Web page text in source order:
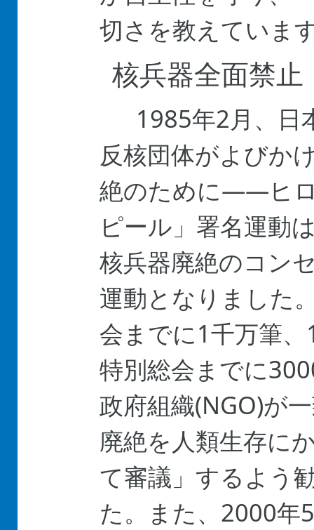
切さを教えていま
核兵器全面禁
1985年2月、日
反核団体がよびか
絶のために――ヒ
ピール」署名運動
核兵器廃絶のコン
運動となりました
会までに1千万筆
特別総会までに
政府組織(NGO)が
廃絶を人類生存に
て審議」するよう
た。また、2000年